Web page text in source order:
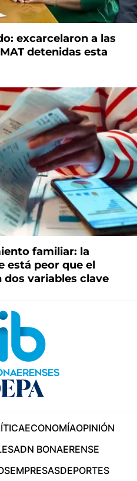
excarcelaron a las
detenidas esta
familiar: la
está peor que el
variables clave
ECONOMÍAOPINIÓN
ADN BONAERENSE
EMPRESASDEPORTES